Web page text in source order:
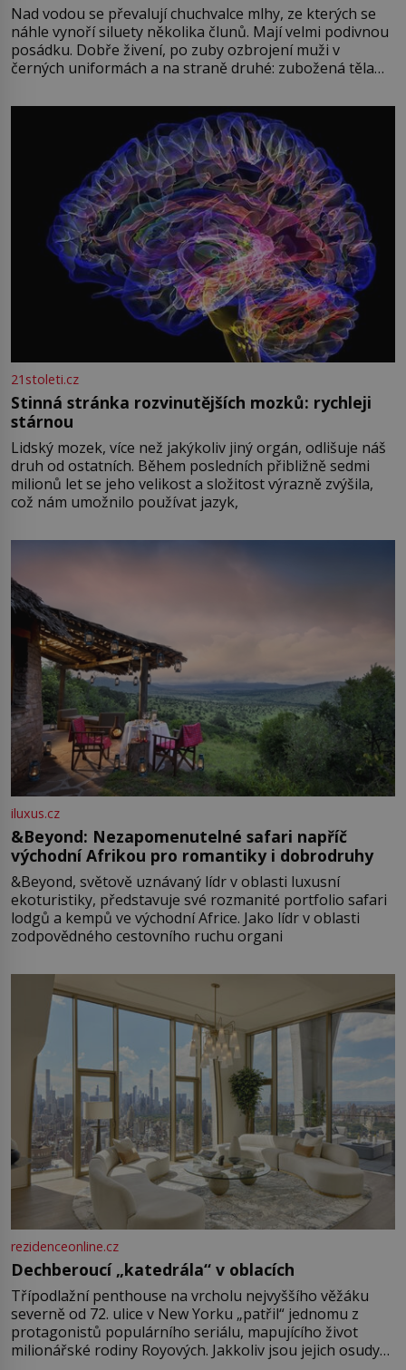
Nad vodou se převalují chuchvalce mlhy, ze kterých se
náhle vynoří siluety několika člunů. Mají velmi podivnou
posádku. Dobře živení, po zuby ozbrojení muži v
černých uniformách a na straně druhé: zubožená těla
přízračná scéna znamená? Je jaro roku 1945, druhá
světová válka se chýlí ke konci. Jezero Stolpsee
21stoleti.cz
Stinná stránka rozvinutějších mozků: rychleji
stárnou
Lidský mozek, více než jakýkoliv jiný orgán, odlišuje náš
druh od ostatních. Během posledních přibližně sedmi
milionů let se jeho velikost a složitost výrazně zvýšila,
což nám umožnilo používat jazyk,
iluxus.cz
&Beyond: Nezapomenutelné safari napříč
východní Afrikou pro romantiky i dobrodruhy
&Beyond, světově uznávaný lídr v oblasti luxusní
ekoturistiky, představuje své rozmanité portfolio safari
lodgů a kempů ve východní Africe. Jako lídr v oblasti
zodpovědného cestovního ruchu organi
rezidenceonline.cz
Dechberoucí „katedrála“ v oblacích
Třípodlažní penthouse na vrcholu nejvyššího věžáku
severně od 72. ulice v New Yorku „patřil“ jednomu z
protagonistů populárního seriálu, mapujícího život
milionářské rodiny Royových. Jakkoliv jsou jejich osudy